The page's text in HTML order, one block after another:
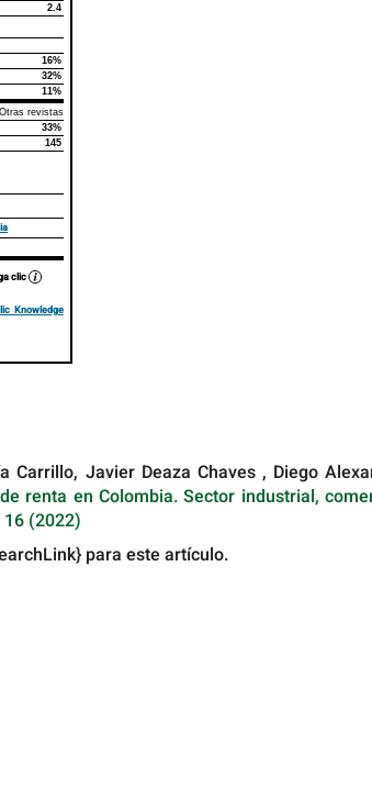
2.4
16%
32%
11%
Otras revistas
33%
145
clic
Knowledge
Carrillo, Javier Deaza Chaves , Diego
renta en Colombia. Sector industrial,
(2022)
para este artículo.